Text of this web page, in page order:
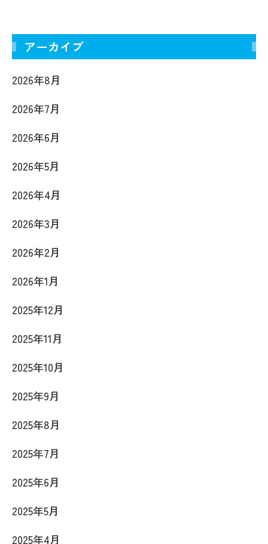
アーカイブ
2026年8月
2026年7月
2026年6月
2026年5月
2026年4月
2026年3月
2026年2月
2026年1月
2025年12月
2025年11月
2025年10月
2025年9月
2025年8月
2025年7月
2025年6月
2025年5月
2025年4月